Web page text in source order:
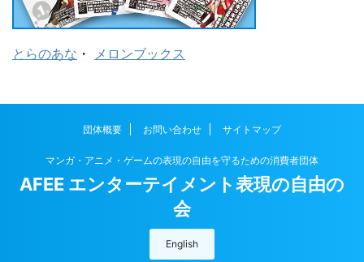
とらのあな ・ メロンブックス
団体概要 お問い合わせ サイトマップ
マンガ・アニメ・ゲームの表現の自由を守るための消費者団体
AFEE エンターテイメント表現の自由の
会
English